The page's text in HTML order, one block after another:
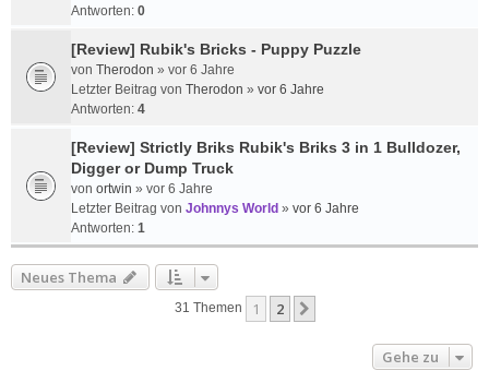
Antworten: 0
[Review] Rubik's Bricks - Puppy Puzzle
von Therodon » vor 6 Jahre
Letzter Beitrag von Therodon » vor 6 Jahre
Antworten: 4
[Review] Strictly Briks Rubik's Briks 3 in 1 Bulldozer,
Digger or Dump Truck
von ortwin » vor 6 Jahre
Letzter Beitrag von Johnnys World » vor 6 Jahre
Antworten: 1
Neues Thema
31 Themen 1 2
Gehe zu